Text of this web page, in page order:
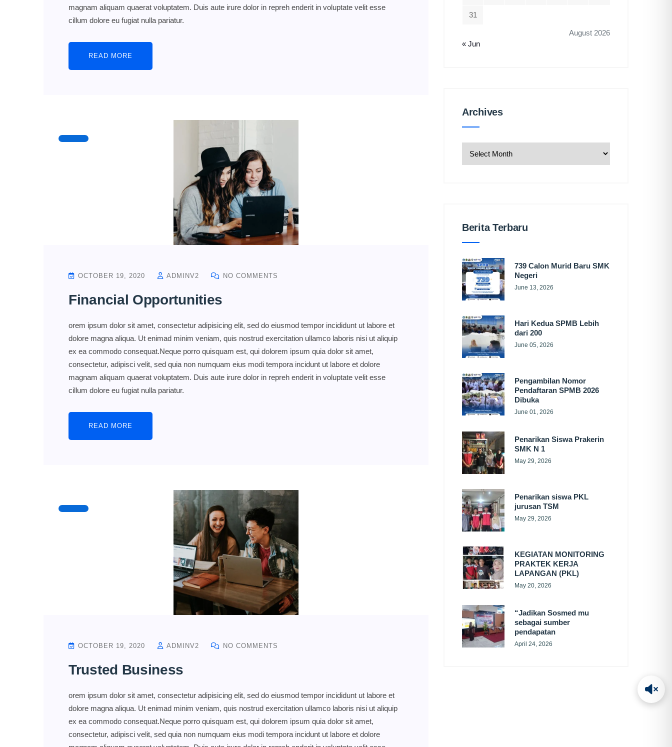
magnam aliquam quaerat voluptatem. Duis aute irure dolor in repreh enderit in voluptate velit esse
cillum dolore eu fugiat nulla pariatur.
READ MORE
OCTOBER 19, 2020 ADMINV2 NO COMMENTS
Financial Opportunities
orem ipsum dolor sit amet, consectetur adipisicing elit, sed do eiusmod tempor incididunt ut labore et
dolore magna aliqua. Ut enimad minim veniam, quis nostrud exercitation ullamco laboris nisi ut aliquip
ex ea commodo consequat.Neque porro quisquam est, qui dolorem ipsum quia dolor sit amet,
consectetur, adipisci velit, sed quia non numquam eius modi tempora incidunt ut labore et dolore
magnam aliquam quaerat voluptatem. Duis aute irure dolor in repreh enderit in voluptate velit esse
cillum dolore eu fugiat nulla pariatur.
READ MORE
OCTOBER 19, 2020 ADMINV2 NO COMMENTS
Trusted Business
orem ipsum dolor sit amet, consectetur adipisicing elit, sed do eiusmod tempor incididunt ut labore et
dolore magna aliqua. Ut enimad minim veniam, quis nostrud exercitation ullamco laboris nisi ut aliquip
ex ea commodo consequat.Neque porro quisquam est, qui dolorem ipsum quia dolor sit amet,
consectetur, adipisci velit, sed quia non numquam eius modi tempora incidunt ut labore et dolore
August 2026
31
« Jun
ArchivesArchives
Berita Terbaru
739 Calon Murid Baru SMK
Negeri
June 13, 2026
Hari Kedua SPMB Lebih
dari 200
June 05, 2026
Pengambilan Nomor
Pendaftaran SPMB 2026
Dibuka
June 01, 2026
Penarikan Siswa Prakerin
SMK N 1
May 29, 2026
Penarikan siswa PKL
jurusan TSM
May 29, 2026
KEGIATAN MONITORING
PRAKTEK KERJA
LAPANGAN (PKL)
May 20, 2026
“Jadikan Sosmed mu
sebagai sumber
pendapatan
April 24, 2026